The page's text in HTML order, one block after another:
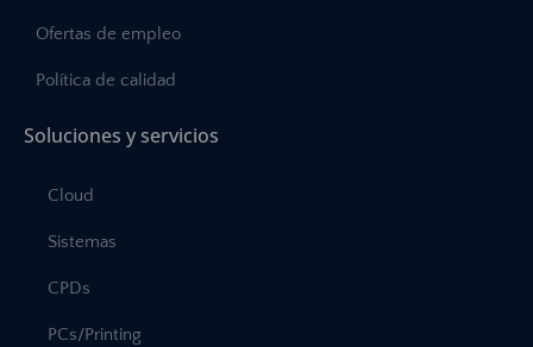
Ofertas de empleo
Política de calidad
Soluciones y servicios
Cloud
Sistemas
CPDs
PCs/Printing